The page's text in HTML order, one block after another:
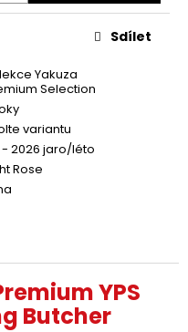
Yakuza
Selection
variantu
- 2026 jaro/léto
Rose
Sdílet
YPS
Butcher